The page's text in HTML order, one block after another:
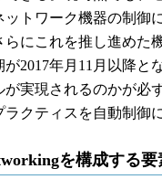
ットワーク機器の制御
らにこれを推し進めた
2017年月11月以降
が実現されるのかが必
ラクティスを自動制御
を構成する要